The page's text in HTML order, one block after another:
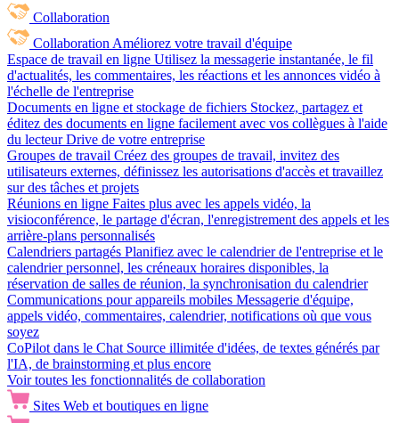
Collaboration
Collaboration Améliorez votre travail d'équipe
Espace de travail en ligne Utilisez la messagerie instantanée, le fil
d'actualités, les commentaires, les réactions et les annonces vidéo à
l'échelle de l'entreprise
Documents en ligne et stockage de fichiers Stockez, partagez et
éditez des documents en ligne facilement avec vos collègues à l'aide
du lecteur Drive de votre entreprise
Groupes de travail Créez des groupes de travail, invitez des
utilisateurs externes, définissez les autorisations d'accès et travaillez
sur des tâches et projets
Réunions en ligne Faites plus avec les appels vidéo, la
visioconférence, le partage d'écran, l'enregistrement des appels et les
arrière-plans personnalisés
Calendriers partagés Planifiez avec le calendrier de l'entreprise et le
calendrier personnel, les créneaux horaires disponibles, la
réservation de salles de réunion, la synchronisation du calendrier
Communications pour appareils mobiles Messagerie d'équipe,
appels vidéo, commentaires, calendrier, notifications où que vous
soyez
CoPilot dans le Chat Source illimitée d'idées, de textes générés par
l'IA, de brainstorming et plus encore
Voir toutes les fonctionnalités de collaboration
Sites Web et boutiques en ligne